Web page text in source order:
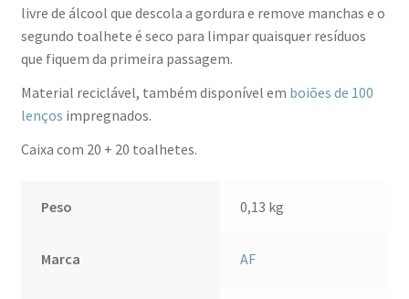
Screen-
clene
Duo
lenços
impregnados
+
livre de álcool que descola a gordura e remove manchas e o
segundo toalhete é seco para limpar quaisquer resíduos
que fiquem da primeira passagem.
Material reciclável, também disponível em boiões de 100
lenços impregnados.
Caixa com 20 + 20 toalhetes.
Peso 0,13 kg
Marca AF